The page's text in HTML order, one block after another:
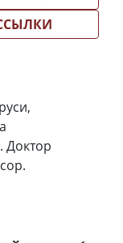
Доктор